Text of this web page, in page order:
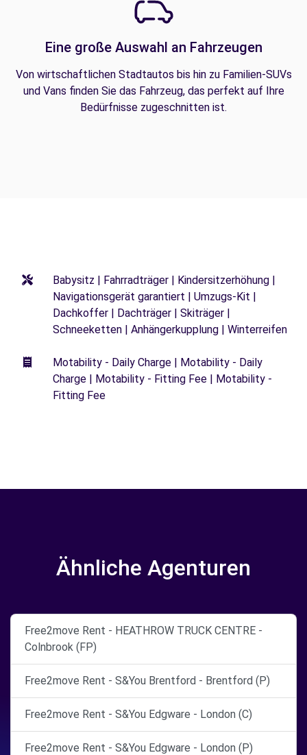
Eine große Auswahl an Fahrzeugen
Von wirtschaftlichen Stadtautos bis hin zu Familien-SUVs
und Vans finden Sie das Fahrzeug, das perfekt auf Ihre
Bedürfnisse zugeschnitten ist.
Babysitz | Fahrradträger | Kindersitzerhöhung |
Navigationsgerät garantiert | Umzugs-Kit |
Dachkoffer | Dachträger | Skiträger |
Schneeketten | Anhängerkupplung | Winterreifen
Motability - Daily Charge | Motability - Daily
Charge | Motability - Fitting Fee | Motability -
Fitting Fee
Ähnliche Agenturen
Free2move Rent - HEATHROW TRUCK CENTRE -
Colnbrook (FP)
Free2move Rent - S&You Brentford - Brentford (P)
Free2move Rent - S&You Edgware - London (C)
Free2move Rent - S&You Edgware - London (P)